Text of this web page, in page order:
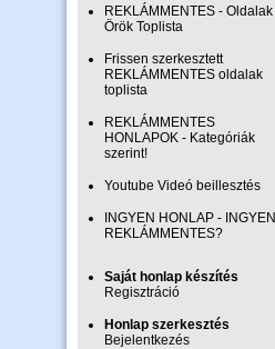
REKLÁMMENTES - Oldalak
Örök Toplista
Frissen szerkesztett
REKLÁMMENTES oldalak
toplista
REKLÁMMENTES
HONLAPOK - Kategóriák
szerint!
Youtube Videó beillesztés
INGYEN HONLAP - INGYEN
REKLÁMMENTES?
Saját honlap készítés
Regisztráció
Honlap szerkesztés
Bejelentkezés